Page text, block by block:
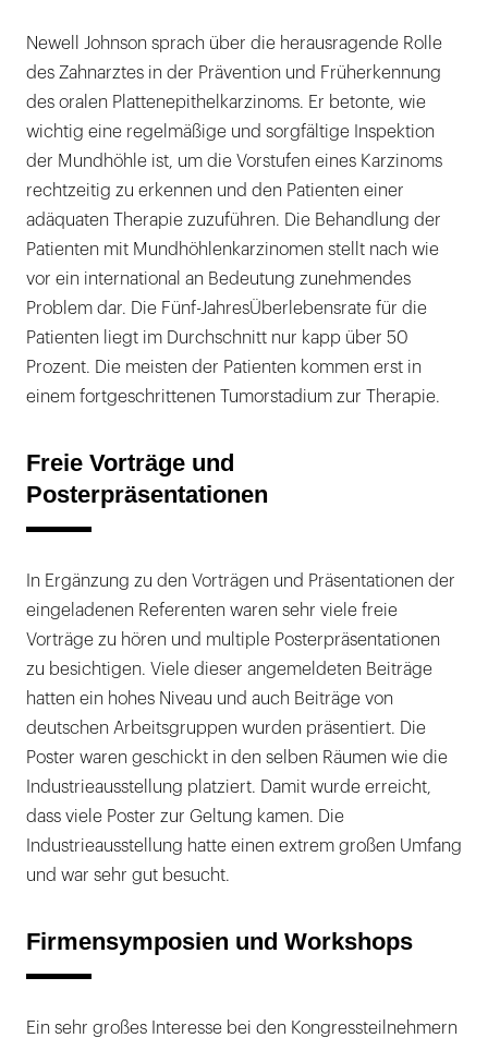
Newell Johnson sprach über die herausragende Rolle
des Zahnarztes in der Prävention und Früherkennung
des oralen Plattenepithelkarzinoms. Er betonte, wie
wichtig eine regelmäßige und sorgfältige Inspektion
der Mundhöhle ist, um die Vorstufen eines Karzinoms
rechtzeitig zu erkennen und den Patienten einer
adäquaten Therapie zuzuführen. Die Behandlung der
Patienten mit Mundhöhlenkarzinomen stellt nach wie
vor ein international an Bedeutung zunehmendes
Problem dar. Die Fünf-JahresÜberlebensrate für die
Patienten liegt im Durchschnitt nur kapp über 50
Prozent. Die meisten der Patienten kommen erst in
einem fortgeschrittenen Tumorstadium zur Therapie.
Freie Vorträge und
Posterpräsentationen
In Ergänzung zu den Vorträgen und Präsentationen der
eingeladenen Referenten waren sehr viele freie
Vorträge zu hören und multiple Posterpräsentationen
zu besichtigen. Viele dieser angemeldeten Beiträge
hatten ein hohes Niveau und auch Beiträge von
deutschen Arbeitsgruppen wurden präsentiert. Die
Poster waren geschickt in den selben Räumen wie die
Industrieausstellung platziert. Damit wurde erreicht,
dass viele Poster zur Geltung kamen. Die
Industrieausstellung hatte einen extrem großen Umfang
und war sehr gut besucht.
Firmensymposien und Workshops
Ein sehr großes Interesse bei den Kongressteilnehmern